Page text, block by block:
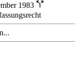
1983